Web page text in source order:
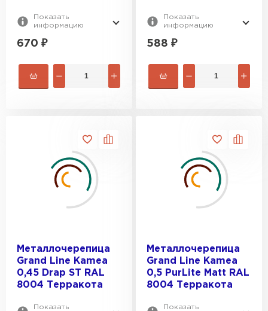
Показать
информацию
670 ₽
Показать
информацию
588 ₽
Металлочерепица
Grand Line Kamea
0,45 Drap ST RAL
8004 Терракота
Показать
Металлочерепица
Grand Line Kamea
0,5 PurLite Мatt RAL
8004 Терракота
Показать